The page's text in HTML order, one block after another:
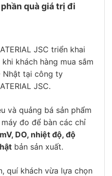
quà giá trị đi
JSC triển khai
khách hàng mua sắm
Nhật tại công ty
JSC.
và quảng bá sản phẩm
đo để bàn các chỉ
DO, nhiệt độ, độ
bản sản xuất.
quí khách vừa lựa chọn